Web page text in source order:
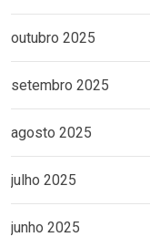
outubro 2025
setembro 2025
agosto 2025
julho 2025
junho 2025